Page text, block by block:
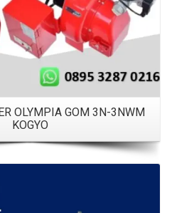
OLYMPIA GOM 3N-3NWM
KOGYO